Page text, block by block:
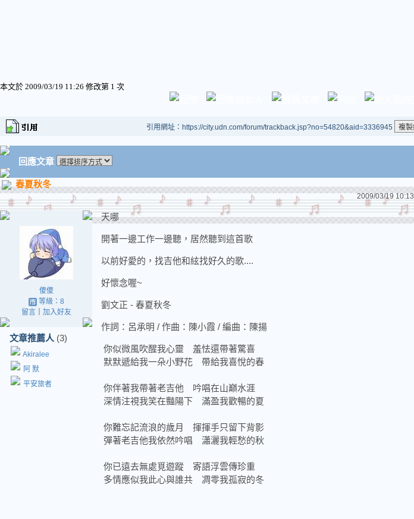
本文於 2009/03/19 11:26 修改第 1 次
引用網址：https://city.udn.com/forum/trackback.jsp?no=54820&aid=3336945
回應文章
春夏秋冬
2009/03/19 10:13
傻傻
等級：8
留言｜ 加入好友
文章推薦人 (3)
Akiralee
阿 默
平安旅者
天哪
開著一邊工作一邊聽，居然聽到這首歌
以前好愛的，找吉他和絃找好久的歌....
好懷念喔~
劉文正 - 春夏秋冬
作詞：呂承明 / 作曲：陳小霞 / 編曲：陳揚
你似微風吹醒我心靈 羞怯還帶著驚喜
默默遞給我一朵小野花 帶給我喜悅的春
你伴著我帶著老吉他 吟唱在山巔水涯
深情注視我笑在豔陽下 滿盈我歡暢的夏
你難忘記流浪的歲月 揮揮手只留下背影
彈著老吉他我依然吟唱 瀟灑我輕愁的秋
你已遠去無處覓遊蹤 寄語浮雲傳珍重
多情應似我此心與誰共 凋零我孤寂的冬